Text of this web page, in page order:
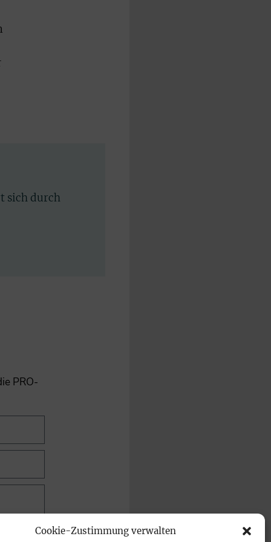
Cookie-Zustimmung verwalten
sich durch
PRO-